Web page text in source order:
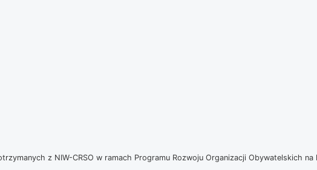
z NIW-CRSO w ramach Programu Rozwoju Organizacji Obywatelskich